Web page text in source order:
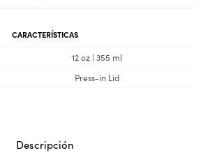
CARACTERÍSTICAS
12 oz | 355 ml
Press-in Lid
Descripción